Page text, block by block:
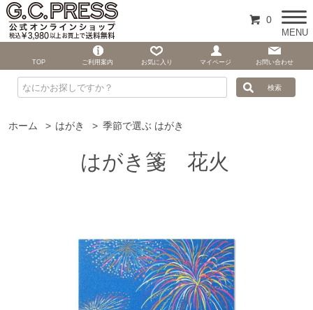
ホーム > はがき > 季節で選ぶ はがき
はがき箋 花火
0
MENU
TOP ご利用案内 お気に入り マイページ お問い合わせ